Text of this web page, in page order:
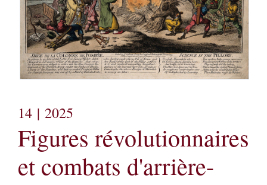
14 | 2025
Figures révolutionnaires
et combats d'arrière-